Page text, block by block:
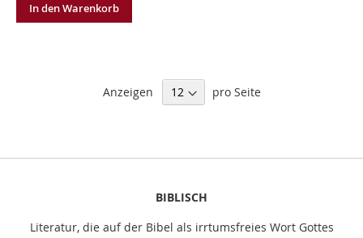
In den Warenkorb
Anzeigen pro Seite
BIBLISCH
Literatur, die auf der Bibel als irrtumsfreies Wort Gottes